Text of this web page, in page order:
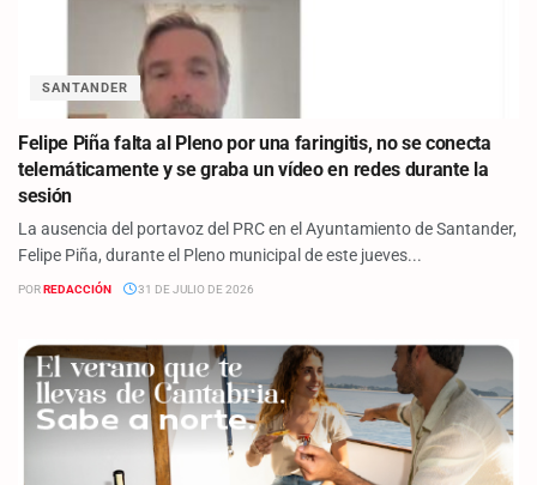
SANTANDER
Felipe Piña falta al Pleno por una faringitis, no se conecta
telemáticamente y se graba un vídeo en redes durante la
sesión
La ausencia del portavoz del PRC en el Ayuntamiento de Santander,
Felipe Piña, durante el Pleno municipal de este jueves...
PORREDACCIÓN 31 DE JULIO DE 2026